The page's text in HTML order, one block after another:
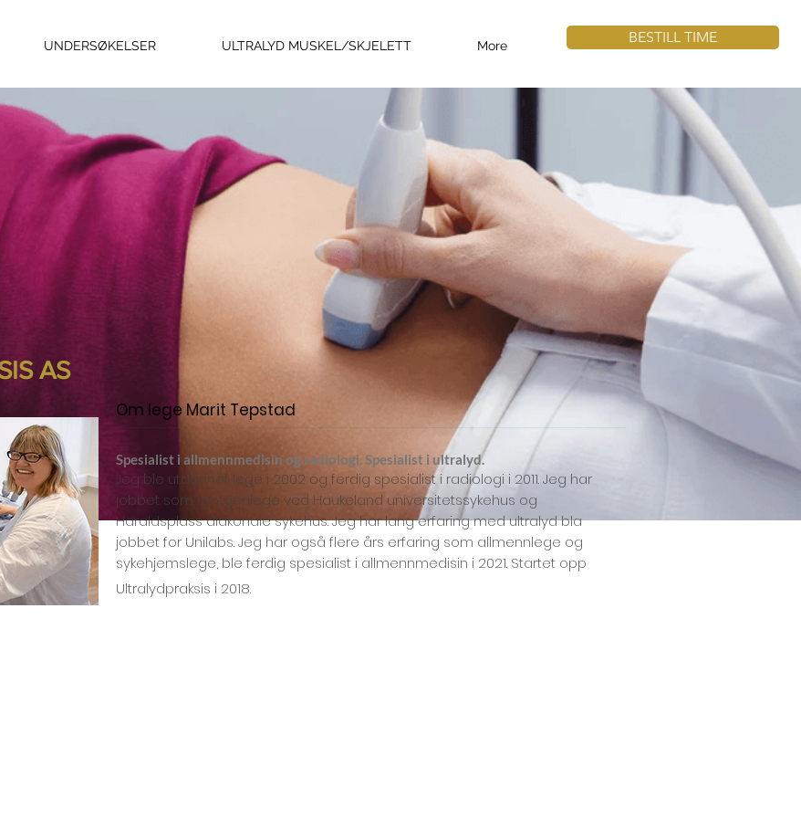
UNDERSØKELSER ULTRALYD MUSKEL/SKJELETT More BESTILL TIME
AS
Om lege Marit Tepstad
Spesialist i allmennmedisin og radiologi. Spesialist i ultralyd.
Jeg ble utdannet lege i 2002 og ferdig spesialist i radiologi i 2011.Jeg har
jobbet som røntgenlege ved Haukeland universitetssykehus og
Haraldsplass diakonale sykehus. Jeg harlang erfaring med ultralyd bla
jobbet for Unilabs.Jeg har også flere års erfaring som allmennlege og
sykehjemslege, ble ferdig spesialist i allmennmedisin i 2021. Startet opp
Ultralydpraksis i 2018.